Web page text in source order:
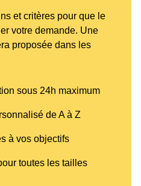
et critères pour que le
votre demande. Une
proposée dans les
sous 24h maximum
de A à Z
à vos objectifs
toutes les tailles